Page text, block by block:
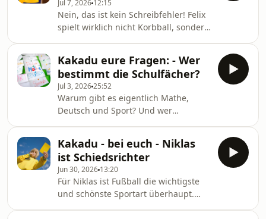
Jul 7, 2026 12:15
Nein, das ist kein Schreibfehler! Felix
spielt wirklich nicht Korbball, sondern
gleichen Chancen haben. Mit Ryke.
Kakadu eure Fragen: - Wer
bestimmt die Schulfächer?
Jul 3, 202625:52
Warum gibt es eigentlich Mathe,
Deutsch und Sport? Und wer
Lorenz Hoffmann
Kakadu - bei euch - Niklas
ist Schiedsrichter
Jun 30, 2026 13:20
Für Niklas ist Fußball die wichtigste
und schönste Sportart überhaupt.